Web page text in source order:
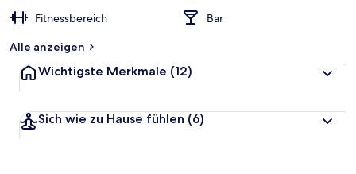
Fitnessbereich
Bar
Alle anzeigen
Wichtigste Merkmale (12)
Sich wie zu Hause fühlen (6)